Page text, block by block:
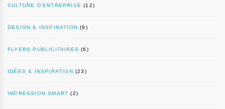
CULTURE D’ENTREPRISE (12)
DESIGN & INSPIRATION (9)
FLYERS PUBLICITAIRES (6)
IDÉES & INSPIRATION (23)
IMPRESSION SMART (2)